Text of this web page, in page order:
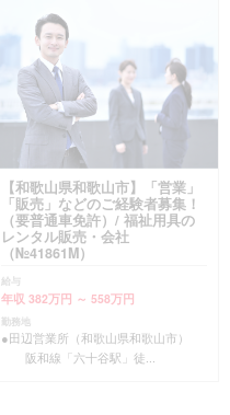
【和歌山県和歌山市】「営業」
「販売」などのご経験者募集！
（要普通車免許）/ 福祉用具の
レンタル販売・会社
（№41861M）
給与
年収 382万円 ～ 558万円
勤務地
●田辺営業所（和歌山県和歌山市）
阪和線「六十谷駅」徒...